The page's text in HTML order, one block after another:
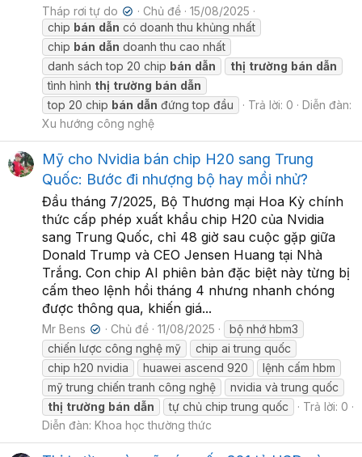
Tháp rơi tự do ✔ Chủ đề
15/08/2025
chip bán dẫn có doanh thu khủng nhất
chip bán dẫn doanh thu cao nhất
danh sách top 20 chip bán dẫn thị trường bán dẫn
tình hình thị trường bán dẫn
top 20 chip bán dẫn đứng top đầu Trả lời: 0
Diễn đàn:
Xu hướng công nghệ
Mỹ cho Nvidia bán chip H20 sang Trung
Quốc: Bước đi nhượng bộ hay mồi nhử?
Đầu tháng 7/2025, Bộ Thương mại Hoa Kỳ chính
thức cấp phép xuất khẩu chip H20 của Nvidia
sang Trung Quốc, chỉ 48 giờ sau cuộc gặp giữa
Donald Trump và CEO Jensen Huang tại Nhà
Trắng. Con chip AI phiên bản đặc biệt này từng bị
cấm theo lệnh hồi tháng 4 nhưng nhanh chóng
được thông qua, khiến giá...
Mr Bens ✔ Chủ đề 11/08/2025
bộ nhớ hbm3
chiến lược công nghệ mỹ
chip ai trung quốc
chip h20 nvidia
huawei ascend 920
lệnh cấm hbm
mỹ trung chiến tranh công nghệ
nvidia và trung quốc
thị trường bán dẫn tự chủ chip trung quốc
Trả lời: 0
Diễn đàn: Khoa học thường thức